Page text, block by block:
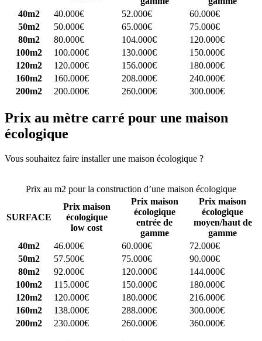
40m2
40.000€ 52.000€
60.000€
50m2
50.000€ 65.000€
75.000€
80m2
80.000€ 104.000€
120.000€
100m2
100.000€ 130.000€
150.000€
120m2
120.000€ 156.000€
180.000€
160m2
160.000€ 208.000€
240.000€
200m2
200.000€ 260.000€ 300.000€
Prix au mètre carré pour une maison
écologique
Vous souhaitez faire installer une maison écologique ?
Prix au m2 pour la construction d’une maison écologique
SURFACE
Prix maison
écologique
low cost
Prix maison
écologique
entrée de
gamme
Prix maison
écologique
moyen/haut de
gamme
40m2
46.000€ 60.000€
72.000€
50m2
57.500€ 75.000€
90.000€
80m2
92.000€ 120.000€
144.000€
100m2
115.000€ 150.000€
180.000€
120m2
120.000€ 180.000€
216.000€
160m2
138.000€ 288.000€
300.000€
200m2
230.000€ 260.000€ 360.000€